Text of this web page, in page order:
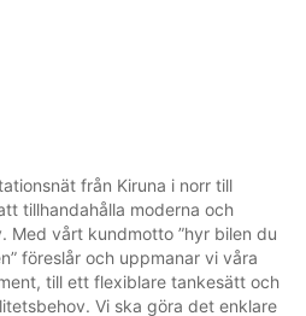
från Kiruna i norr till
tillhandahålla moderna och
Med vårt kundmotto ”hyr bilen du
föreslår och uppmanar vi våra
till ett flexiblare tankesätt och
Vi ska göra det enklare